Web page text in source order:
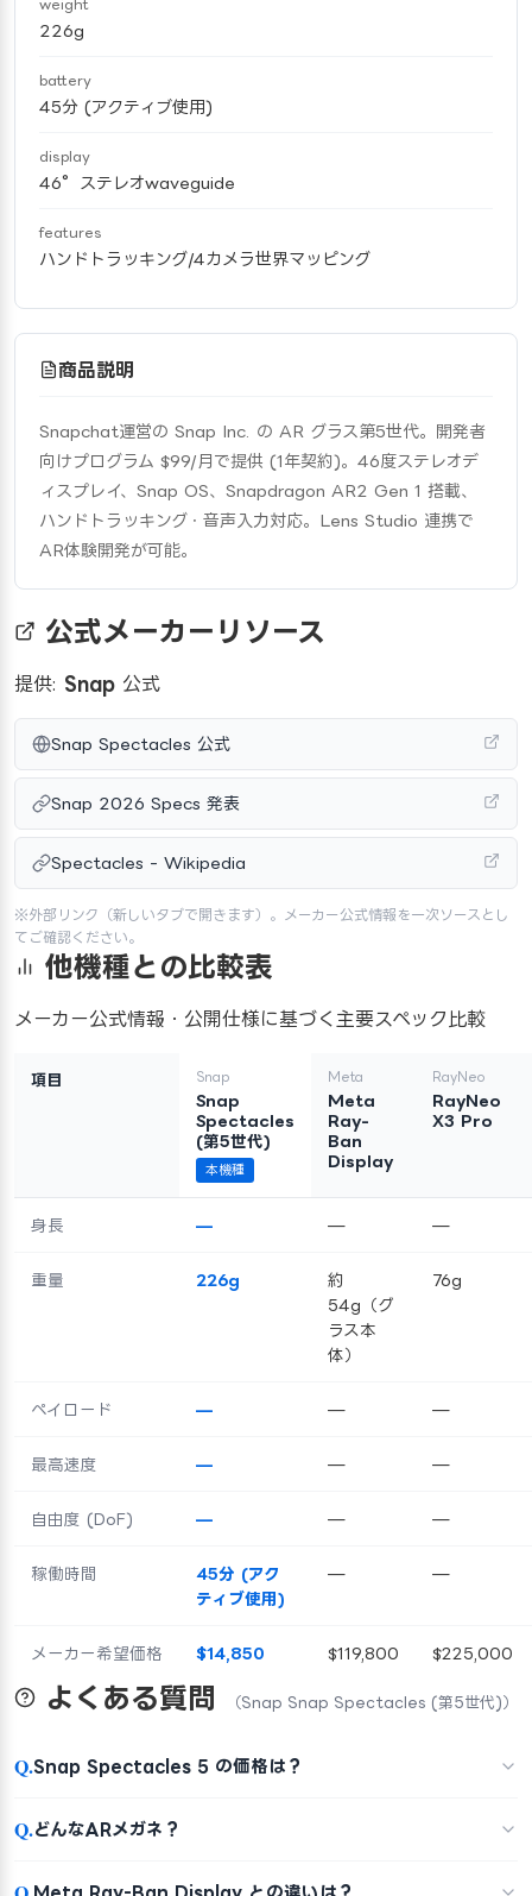
weight
226g
battery
45分 (アクティブ使用)
display
46°ステレオwaveguide
features
ハンドトラッキング/4カメラ世界マッピング
商品説明
Snapchat運営の Snap Inc. の AR グラス第5世代。開発者
向けプログラム $99/月で提供 (1年契約)。46度ステレオデ
ィスプレイ、Snap OS、Snapdragon AR2 Gen 1 搭載、
ハンドトラッキング・音声入力対応。Lens Studio 連携で
AR体験開発が可能。
公式メーカーリソース
提供: Snap 公式
Snap Spectacles 公式
Snap 2026 Specs 発表
Spectacles - Wikipedia
※外部リンク（新しいタブで開きます）。メーカー公式情報を一次ソースとし
てご確認ください。
他機種との比較表
メーカー公式情報・公開仕様に基づく主要スペック比較
項目 Snap
Snap
Spectacles
(第5世代)
本機種
Meta
Meta
Ray-
Ban
Display
RayNeo
RayNeo
X3 Pro
身長 — — —
重量 226g
約
54g（グ
ラス本
体）
76g
ペイロード — — —
最高速度 — — —
自由度 (DoF) — — —
稼働時間
45分 (アク
ティブ使用)
— —
メーカー希望価格 $14,850 $119,800 $225,000
よくある質問 （Snap Snap Spectacles (第5世代)）
Q.Snap Spectacles 5 の価格は？
Q.どんなARメガネ？
Meta Ray-Ban Display との違いは？